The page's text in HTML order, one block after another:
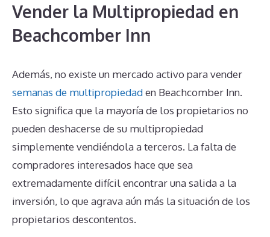
Vender la Multipropiedad en
Beachcomber Inn
Además, no existe un mercado activo para vender
semanas de multipropiedaden Beachcomber Inn.
Esto significa que la mayoría de los propietarios no
pueden deshacerse de su multipropiedad
simplemente vendiéndola a terceros. La falta de
compradores interesados hace que sea
extremadamente difícil encontrar una salida a la
inversión, lo que agrava aún más la situación de los
propietarios descontentos.